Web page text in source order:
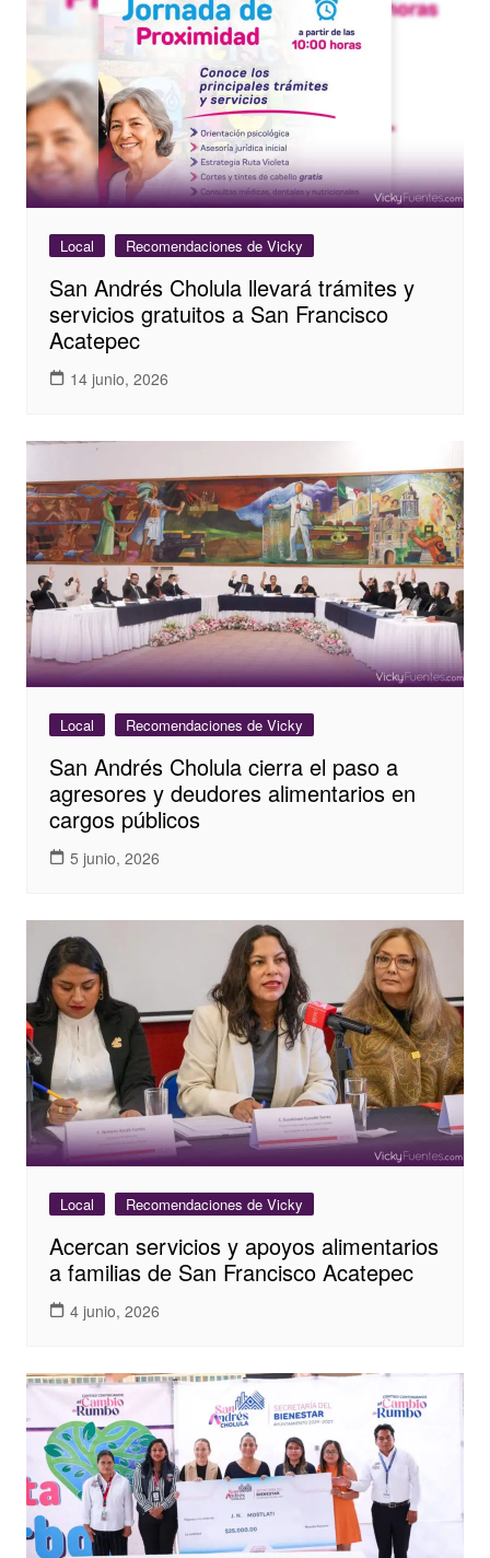
Local Recomendaciones de Vicky
San Andrés Cholula llevará trámites y
servicios gratuitos a San Francisco
Acatepec
14 junio, 2026
Local Recomendaciones de Vicky
San Andrés Cholula cierra el paso a
agresores y deudores alimentarios en
cargos públicos
5 junio, 2026
Local Recomendaciones de Vicky
Acercan servicios y apoyos alimentarios
a familias de San Francisco Acatepec
4 junio, 2026